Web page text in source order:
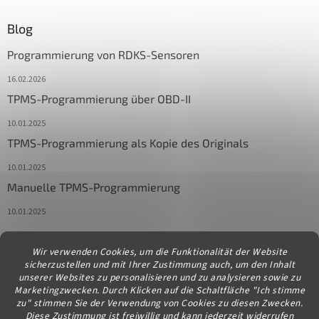
Wir verwenden Cookies, um die Funktionalität der Website
sicherzustellen und mit Ihrer Zustimmung auch, um den Inhalt
unserer Websites zu personalisieren und zu analysieren sowie zu
Marketingzwecken. Durch Klicken auf die Schaltfläche "Ich stimme
zu" stimmen Sie der Verwendung von Cookies zu diesen Zwecken.
Diese Zustimmung ist freiwillig und kann jederzeit widerrufen
Blog
Programmierung von RDKS-Sensoren
16.02.2026
TPMS-Programmierung über OBD-II
10.01.2025
TPMS-Programmierung als Kopie des Originals
10.01.2025
Manuelle TPMS-Programmierung
10.01.2025
Kontakt
info@diagstore.at